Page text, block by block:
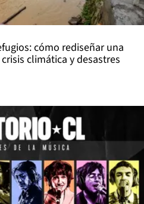
cómo rediseñar una
climática y desastres